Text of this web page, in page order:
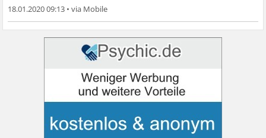
18.01.2020 09:13 •